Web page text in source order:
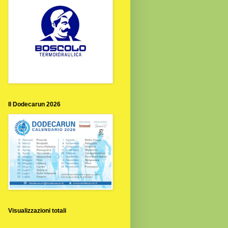
Il Dodecarun 2026
Visualizzazioni totali